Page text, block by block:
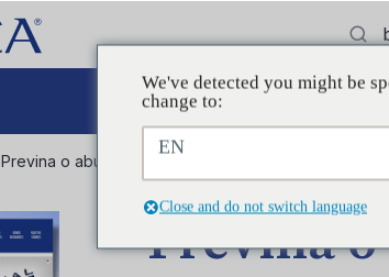
Advocacia
Previna o abuso de Rx
Previna o
We've detected you might be
change to:
EN
Close and do not switch language